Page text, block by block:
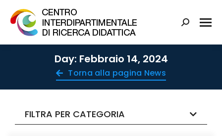
Day: Febbraio 14, 2024
Torna alla pagina News
FILTRA PER CATEGORIA